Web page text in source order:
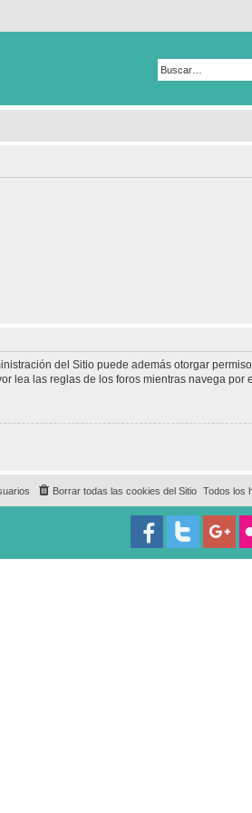
del Sitio puede además otorgar
lea las reglas de los foros mientras navega por
Todos los
Borrar todas las cookies del Sitio